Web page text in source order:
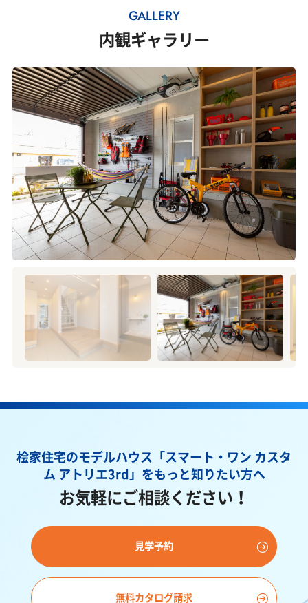
GALLERY
内観ギャラリー
桧家住宅のモデルハウス「スマート・ワン カスタ
ム アトリエ3rd」をもっと知りたい方へ
お気軽にご相談ください！
見学予約
無料カタログ請求